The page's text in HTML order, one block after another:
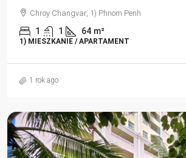
Chroy Changvar, 1) Phnom Penh
1 1 64 m²
1) MIESZKANIE / APARTAMENT
1 rok ago